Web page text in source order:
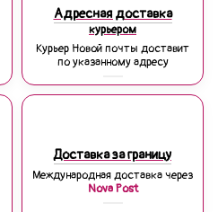
Адресная доставка
курьером
Курьер Новой почты доставит
по указанному адресу
Доставка за границу
Международная доставка через
Nova Post